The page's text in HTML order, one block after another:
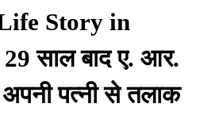
Story in
साल बाद ए. आर.
पत्नी से तलाक